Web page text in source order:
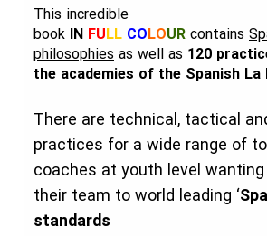
This incredible
book IN FULL COLOUR contains
philosophies as well as 120
the academies of the Spanish La
There are technical, tactical
practices for a wide range of
coaches at youth level
their team to world leading ‘
standards